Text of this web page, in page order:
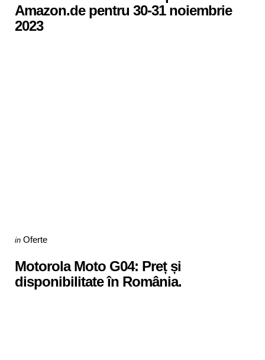
Amazon.de pentru 30-31 noiembrie
2023
Categories
Posted
in Oferte
Motorola Moto G04: Preț și
disponibilitate în România.